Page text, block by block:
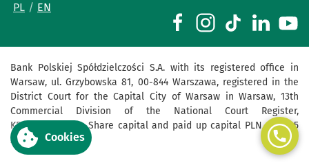
Cookies
PL EN
Bank Polskiej Spółdzielczości S.A. with its registered office in
Warsaw, ul. Grzybowska 81, 00-844 Warszawa, registered in the
District Court for the Capital City of Warsaw in Warsaw, 13th
Commercial Division of the National Court Register,
KRS 0000069229, Share capital and paid up capital PLN 455 625
241,00.